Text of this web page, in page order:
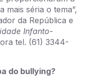
mais séria o tema”,
da República e
Infanto-
tel. (61) 3344-
do bullying?